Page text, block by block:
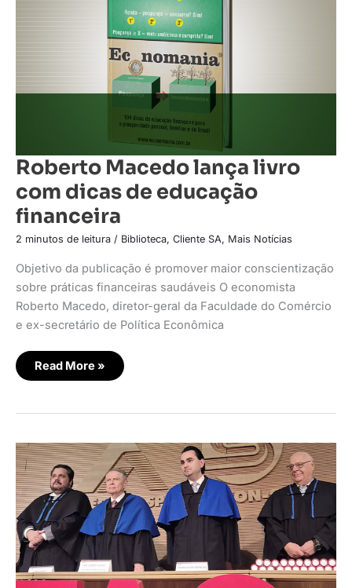
Roberto Macedo lança livro
com dicas de educação
financeira
2 minutos de leitura / Biblioteca, Cliente SA, Mais Notícias
Objetivo da publicação é promover maior conscientização
sobre práticas financeiras saudáveis O economista
Roberto Macedo, diretor-geral da Faculdade do Comércio
e ex-secretário de Política Econômica
Read More »
FAC-
ASCP
já
recebeu
mais
de
500
bolsas
de
estudo
da
Associação
Paideia